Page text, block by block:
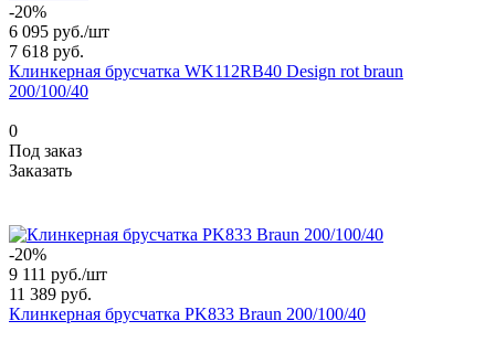
-20%
6 095 руб./шт
7 618 руб.
Клинкерная брусчатка WK112RB40 Design rot braun
200/100/40
0
Под заказ
Заказать
-20%
9 111 руб./шт
11 389 руб.
Клинкерная брусчатка PK833 Braun 200/100/40